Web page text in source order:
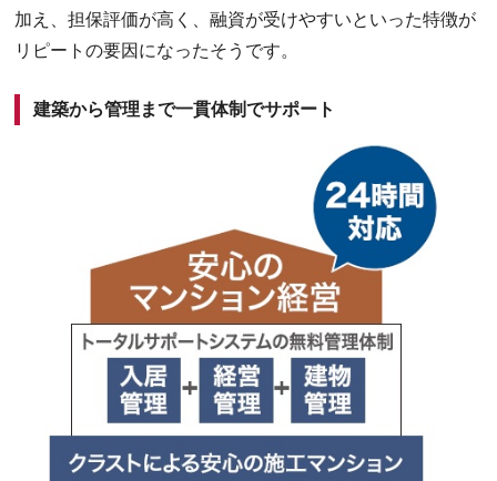
加え、担保評価が高く、融資が受けやすいといった特徴が
リピートの要因になったそうです。
建築から管理まで一貫体制でサポート